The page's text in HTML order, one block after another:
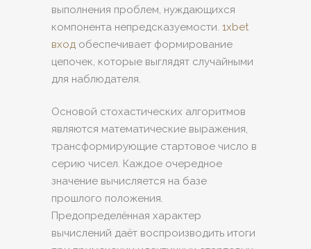
выполнения проблем, нуждающихся
компонента непредсказуемости. 1xbet
вход обеспечивает формирование
цепочек, которые выглядят случайными
для наблюдателя.
Основой стохастических алгоритмов
являются математические выражения,
трансформирующие стартовое число в
серию чисел. Каждое очередное
значение вычисляется на базе
прошлого положения.
Предопределённая характер
вычислений даёт воспроизводить итоги